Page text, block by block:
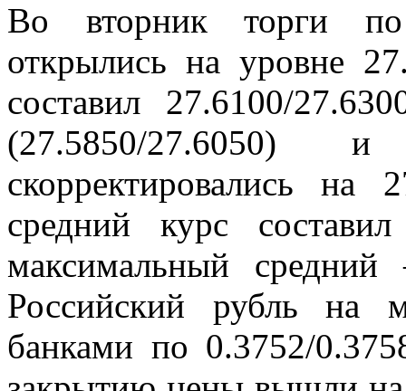
Во вторник торги
открылись на уровне
составил 27.6100/
(27.5850/27.6050)
скорректировались на
средний курс
максимальный
Российский рубль на
банками по 0.3752/